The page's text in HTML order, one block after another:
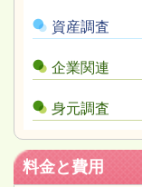
資産調査
企業関連
身元調査
料金と費用